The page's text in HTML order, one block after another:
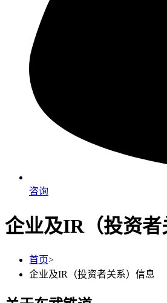
咨询
企业及IR（投资
首页>
企业及IR（投资者关系）信息